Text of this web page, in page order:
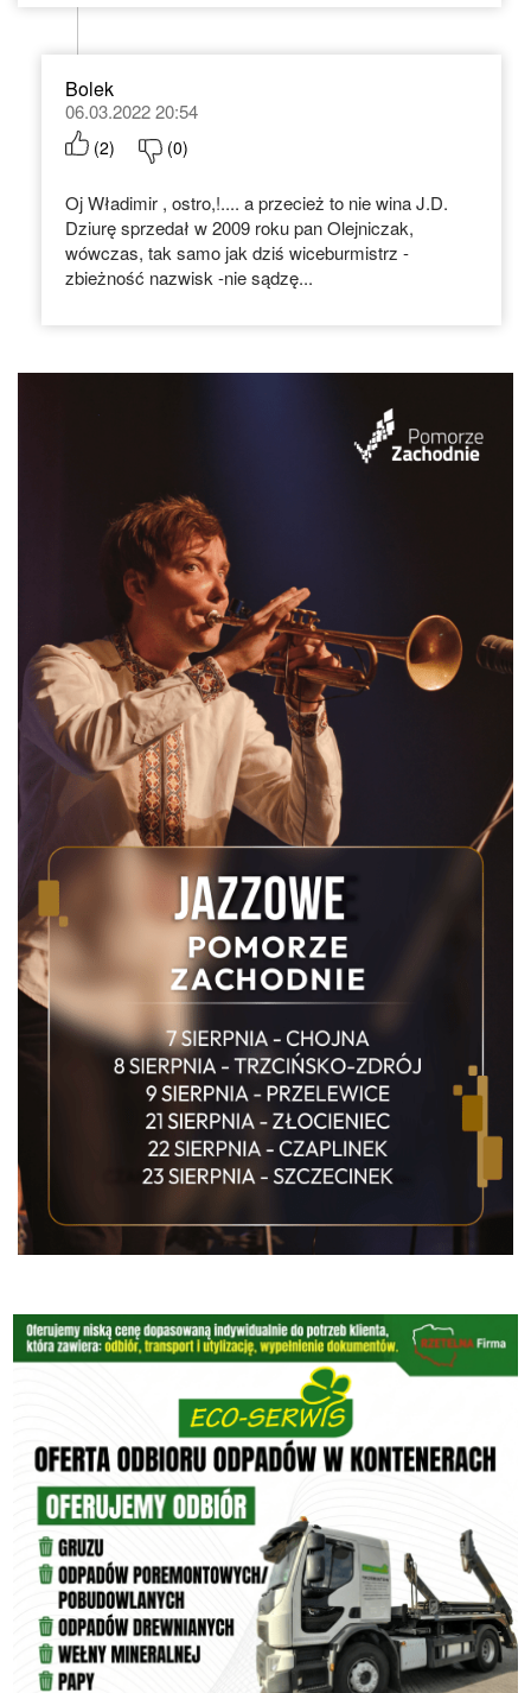
Bolek
06.03.2022 20:54
(2) (0)
Oj Władimir , ostro,!.... a przecież to nie wina J.D.
Dziurę sprzedał w 2009 roku pan Olejniczak,
wówczas, tak samo jak dziś wiceburmistrz -
zbieżność nazwisk -nie sądzę...